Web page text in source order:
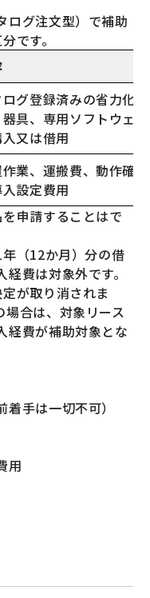
ログ注文型）で補助
です。
グ登録済みの省力化
具、専用ソフトウェ
又は借用
業、運搬費、動作確
設定費用
申請することはで
（12か月）分の借
費は対象外です。
が取り消されま
場合は、対象リース
経費が補助対象とな
手は一切不可）
用